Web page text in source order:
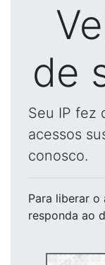
de
Seu IP fez
acessos
conosco.
Para liberar o
responda ao